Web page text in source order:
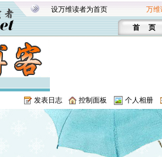
设万维读者为首页 万维
首 页
发表日志 控制面板 个人相册